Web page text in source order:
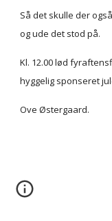
Så det skulle der
og ude det stod på.
Kl. 12.00 lød
hyggelig sponseret
Ove Østergaard.